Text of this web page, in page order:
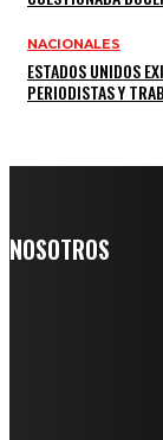
NACIONALES
ESTADOS UNIDOS
PERIODISTAS Y
NOSOTROS